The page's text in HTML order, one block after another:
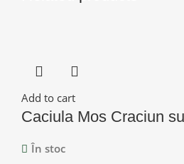
Add to cart
Caciula Mos Craciun
În stoc